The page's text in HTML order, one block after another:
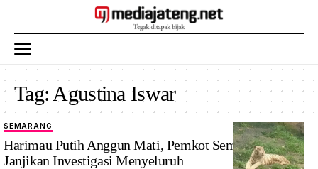
Tag: Agustina Iswar
SEMARANG
Harimau Putih Anggun Mati, Pemkot Semarang
Janjikan Investigasi Menyeluruh